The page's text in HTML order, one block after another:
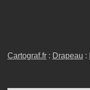
Cartograf.fr : Drapeau :